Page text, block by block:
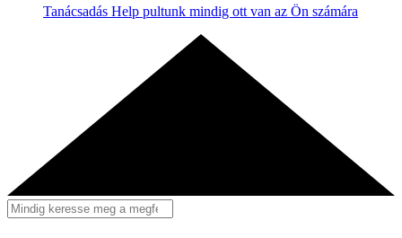
Tanácsadás Help pultunk mindig ott van az Ön számára